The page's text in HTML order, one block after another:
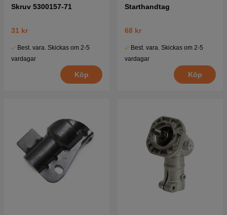
Skruv 5300157-71
31 kr
Best. vara. Skickas om 2-5
vardagar
Köp
Starthandtag
68 kr
Best. vara. Skickas om 2-5
vardagar
Köp